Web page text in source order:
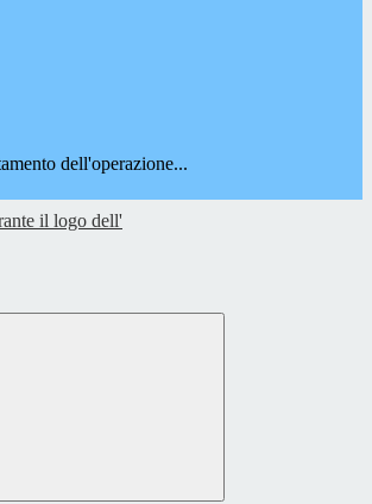
dell'operazione...